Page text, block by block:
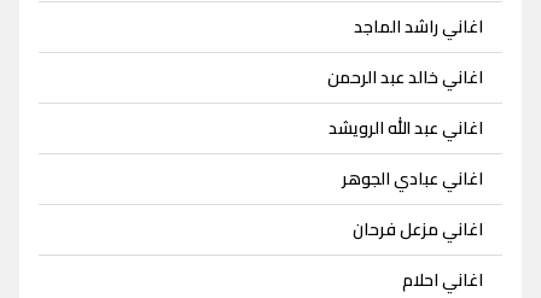
اغاني راشد الماجد
اغاني خالد عبد الرحمن
اغاني عبد الله الرويشد
اغاني عبادي الجوهر
اغاني مزعل فرحان
اغاني احلام